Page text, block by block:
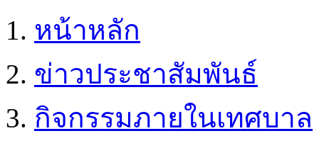
หน้าหลัก
ข่าวประชาสัมพันธ์
กิจกรรมภายในเทศบาล